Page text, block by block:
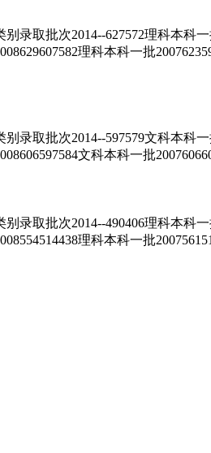
取批次2014--627572理科本科一
理科本科一批
取批次2014--597579文科本科一
文科本科一批
取批次2014--490406理科本科一
理科本科一批